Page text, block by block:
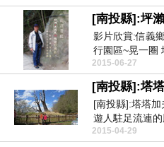
影片欣賞:信義
行園區~晃一圈
2015-06-27
[南投縣]:塔塔
遊人駐足流連的
2015-04-29